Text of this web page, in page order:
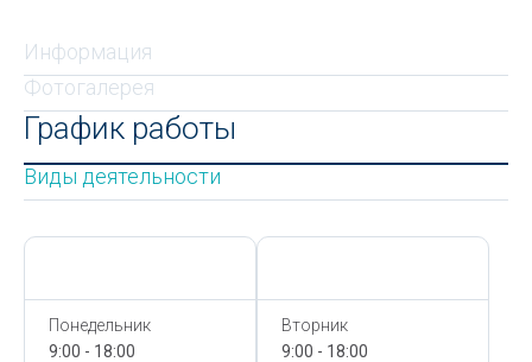
Информация
Фотогалерея
График работы
Виды деятельности
Понедельник
9:00 - 18:00
Вторник
9:00 - 18:00